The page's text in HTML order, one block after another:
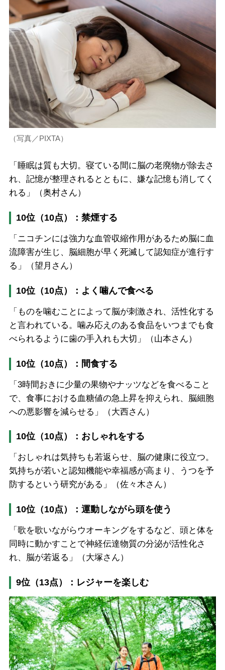
（写真／PIXTA）
「睡眠は質も大切。寝ている間に脳の老廃物が除去さ
れ、記憶が整理されるとともに、嫌な記憶も消してく
れる」（奥村さん）
10位（10点）：禁煙する
「ニコチンには強力な血管収縮作用があるため脳に血
流障害が生じ、脳細胞が早く死滅して認知症が進行す
る」（望月さん）
10位（10点）：よく噛んで食べる
「ものを噛むことによって脳が刺激され、活性化する
と言われている。噛み応えのある食品をいつまでも食
べられるように歯の手入れも大切」（山本さん）
10位（10点）：間食する
「3時間おきに少量の果物やナッツなどを食べること
で、食事における血糖値の急上昇を抑えられ、脳細胞
への悪影響を減らせる」（大西さん）
10位（10点）：おしゃれをする
「おしゃれは気持ちも若返らせ、脳の健康に役立つ。
気持ちが若いと認知機能や幸福感が高まり、うつを予
防するという研究がある」（佐々木さん）
10位（10点）：運動しながら頭を使う
「歌を歌いながらウオーキングをするなど、頭と体を
同時に動かすことで神経伝達物質の分泌が活性化さ
れ、脳が若返る」（大塚さん）
9位（13点）：レジャーを楽しむ